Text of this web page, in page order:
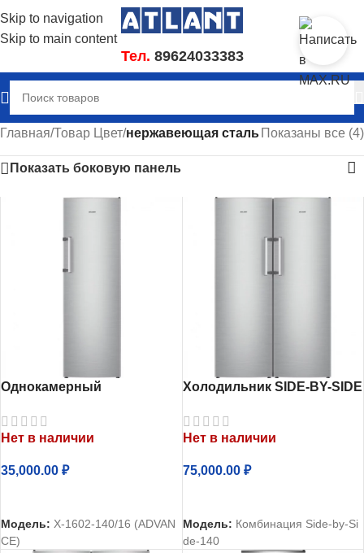
Skip to navigation
Skip to main content
Тел. 89624033383
Главная/Товар Цвет/нержавеющая сталь Показаны все (4)
Показать боковую панель
Однокамерный
Х-1602-140
Нет в наличии
35,000.00 ₽
Модель: Х-1602-140/16 (ADVAN
CE)
Холодильник SIDE-BY-SIDE
сталь
Нет в наличии
75,000.00 ₽
Модель: Комбинация Side-by-Si
de-140